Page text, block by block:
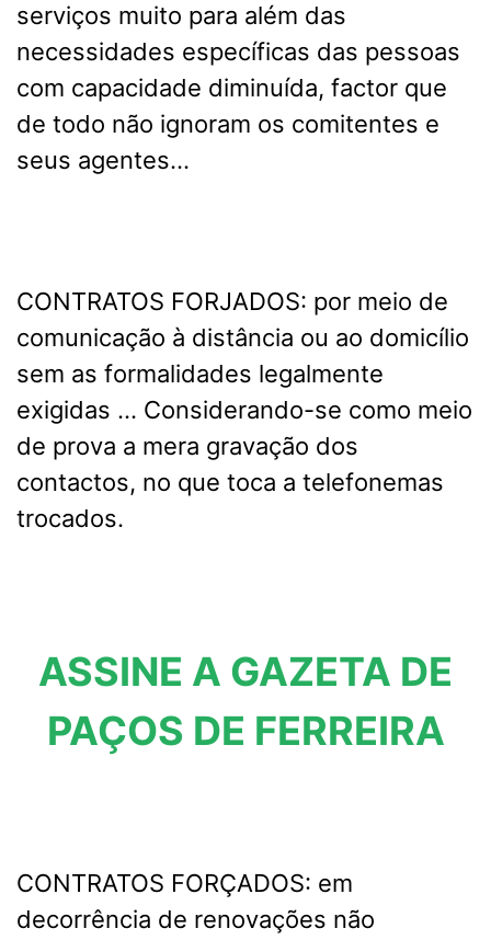
serviços muito para além das
necessidades específicas das pessoas
com capacidade diminuída, factor que
de todo não ignoram os comitentes e
seus agentes…
CONTRATOS FORJADOS: por meio de
comunicação à distância ou ao domicílio
sem as formalidades legalmente
exigidas … Considerando-se como meio
de prova a mera gravação dos
contactos, no que toca a telefonemas
trocados.
ASSINE A GAZETA DE
PAÇOS DE FERREIRA
CONTRATOS FORÇADOS: em
decorrência de renovações não